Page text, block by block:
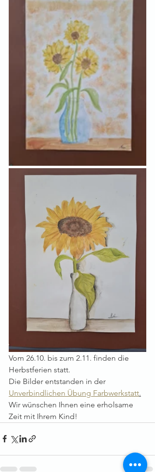
Vom 26.10. bis zum 2.11. finden die
Herbstferien statt.
Die Bilder entstanden in der
Unverbindlichen Übung Farbwerkstatt.
Wir wünschen Ihnen eine erholsame
Zeit mit Ihrem Kind!